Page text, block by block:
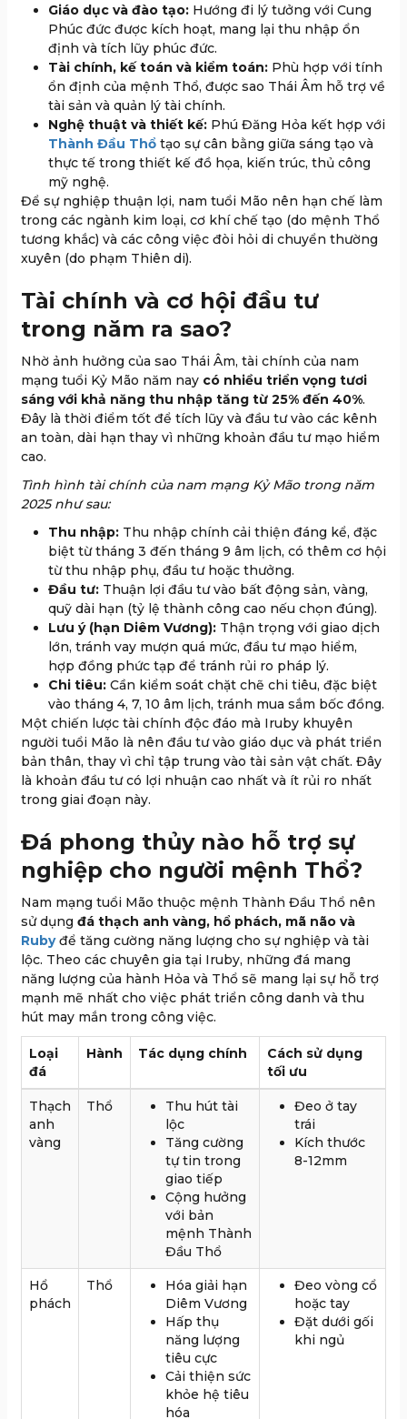
Giáo dục và đào tạo: Hướng đi lý tưởng với Cung
Phúc đức được kích hoạt, mang lại thu nhập ổn
định và tích lũy phúc đức.
Tài chính, kế toán và kiểm toán: Phù hợp với tính
ổn định của mệnh Thổ, được sao Thái Âm hỗ trợ về
tài sản và quản lý tài chính.
Nghệ thuật và thiết kế: Phú Đăng Hỏa kết hợp với
Thành Đầu Thổ tạo sự cân bằng giữa sáng tạo và
thực tế trong thiết kế đồ họa, kiến trúc, thủ công
mỹ nghệ.
Để sự nghiệp thuận lợi, nam tuổi Mão nên hạn chế làm
trong các ngành kim loại, cơ khí chế tạo (do mệnh Thổ
tương khắc) và các công việc đòi hỏi di chuyển thường
xuyên (do phạm Thiên di).
Tài chính và cơ hội đầu tư
trong năm ra sao?
Nhờ ảnh hưởng của sao Thái Âm, tài chính của nam
mạng tuổi Kỷ Mão năm nay có nhiều triển vọng tươi
sáng với khả năng thu nhập tăng từ 25% đến 40%.
Đây là thời điểm tốt để tích lũy và đầu tư vào các kênh
an toàn, dài hạn thay vì những khoản đầu tư mạo hiểm
cao.
Tình hình tài chính của nam mạng Kỷ Mão trong năm
2025 như sau:
Thu nhập: Thu nhập chính cải thiện đáng kể, đặc
biệt từ tháng 3 đến tháng 9 âm lịch, có thêm cơ hội
từ thu nhập phụ, đầu tư hoặc thưởng.
Đầu tư: Thuận lợi đầu tư vào bất động sản, vàng,
quỹ dài hạn (tỷ lệ thành công cao nếu chọn đúng).
Lưu ý (hạn Diêm Vương): Thận trọng với giao dịch
lớn, tránh vay mượn quá mức, đầu tư mạo hiểm,
hợp đồng phức tạp để tránh rủi ro pháp lý.
Chi tiêu: Cần kiểm soát chặt chẽ chi tiêu, đặc biệt
vào tháng 4, 7, 10 âm lịch, tránh mua sắm bốc đồng.
Một chiến lược tài chính độc đáo mà Iruby khuyên
người tuổi Mão là nên đầu tư vào giáo dục và phát triển
bản thân, thay vì chỉ tập trung vào tài sản vật chất. Đây
là khoản đầu tư có lợi nhuận cao nhất và ít rủi ro nhất
trong giai đoạn này.
Đá phong thủy nào hỗ trợ sự
nghiệp cho người mệnh Thổ?
Nam mạng tuổi Mão thuộc mệnh Thành Đầu Thổ nên
sử dụng đá thạch anh vàng, hổ phách, mã não và
Rubyđể tăng cường năng lượng cho sự nghiệp và tài
lộc. Theo các chuyên gia tại Iruby, những đá mang
năng lượng của hành Hỏa và Thổ sẽ mang lại sự hỗ trợ
mạnh mẽ nhất cho việc phát triển công danh và thu
hút may mắn trong công việc.
Loại
đá
Hành Tác dụng chính
Cách sử dụng
tối ưu
Thạch
anh
vàng
Thổ
Thu hút tài
lộc
Tăng cường
tự tin trong
giao tiếp
Cộng hưởng
với bản
mệnh Thành
Đầu Thổ
Đeo ở tay
trái
Kích thước
8-12mm
Hổ
phách
Thổ
Hóa giải hạn
Diêm Vương
Hấp thụ
năng lượng
tiêu cực
Cải thiện sức
khỏe hệ tiêu
hóa
Đeo vòng cổ
hoặc tay
Đặt dưới gối
khi ngủ